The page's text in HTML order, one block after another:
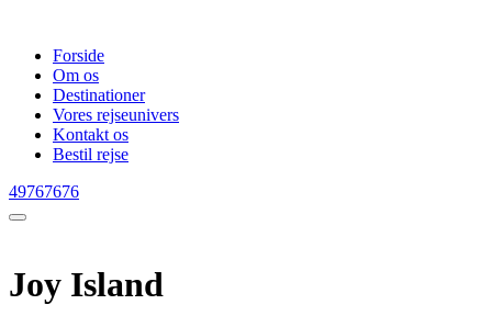
Forside
Om os
Destinationer
Vores rejseunivers
Kontakt os
Bestil rejse
49767676
Joy Island